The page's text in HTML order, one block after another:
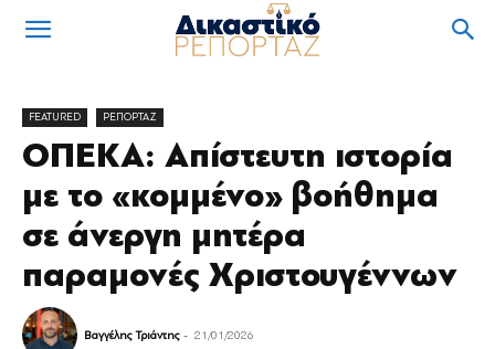
FEATURED ΡΕΠΟΡΤΑΖ
ΟΠΕΚΑ: Απίστευτη ιστορία
με το «κομμένο» βοήθημα
σε άνεργη μητέρα
παραμονές Χριστουγέννων
Βαγγέλης Τριάντης - 21/01/2026